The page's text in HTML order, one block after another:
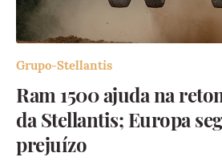
Grupo-Stellantis
Ram 1500 ajuda na
da Stellantis; Europa
prejuízo